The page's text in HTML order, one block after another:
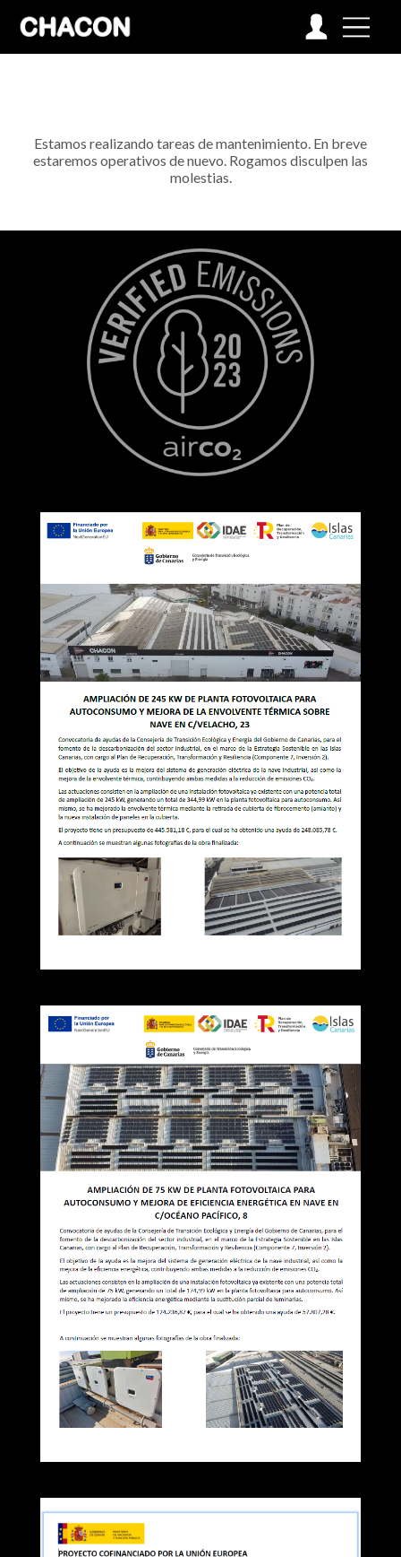
Estamos realizando tareas de mantenimiento. En breve
estaremos operativos de nuevo. Rogamos disculpen las
molestias.